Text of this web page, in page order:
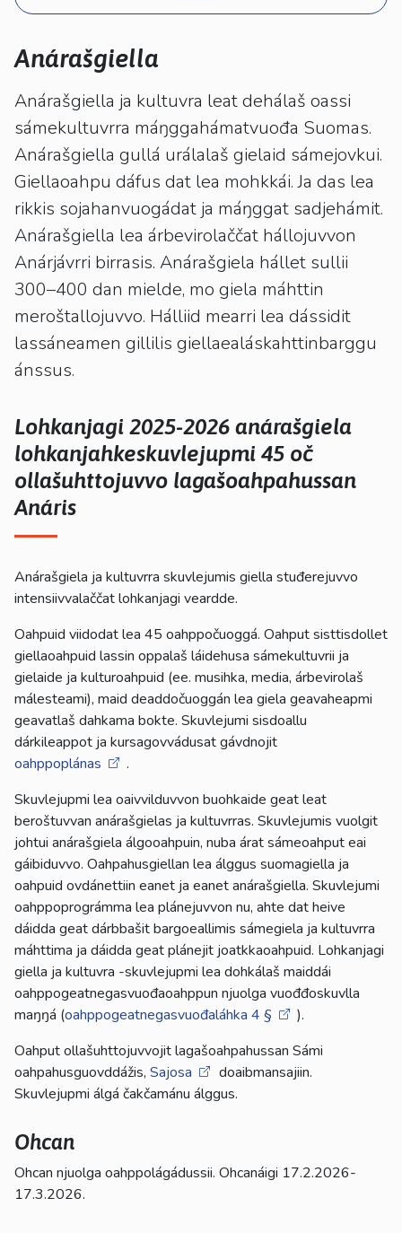
pyyhkäisyliikkeitä.
Anárašgiella
Anárašgiella ja kultuvra leat dehálaš oassi
sámekultuvrra máŋggahámatvuođa Suomas.
Anárašgiella gullá urálalaš gielaid sámejovkui.
Giellaoahpu dáfus dat lea mohkkái. Ja das lea
rikkis sojahanvuogádat ja máŋggat sadjehámit.
Anárašgiella lea árbevirolaččat hállojuvvon
Anárjávrri birrasis. Anárašgiela hállet sullii
300–400 dan mielde, mo giela máhttin
meroštallojuvvo. Hálliid mearri lea dássidit
lassáneamen gillilis giellaealáskahttinbarggu
ánssus.
Lohkanjagi 2025-2026 anárašgiela
lohkanjahkeskuvlejupmi 45 oč
ollašuhttojuvvo lagašoahpahussan
Anáris
Anárašgiela ja kultuvrra skuvlejumis giella stuđerejuvvo
intensiivvalaččat lohkanjagi veardde.
Oahpuid viidodat lea 45 oahppočuoggá. Oahput sisttisdollet
giellaoahpuid lassin oppalaš láidehusa sámekultuvrii ja
gielaide ja kulturoahpuid (ee. musihka, media, árbevirolaš
málesteami), maid deaddočuoggán lea giela geavaheapmi
geavatlaš dahkama bokte. Skuvlejumi sisdoallu
dárkileappot ja kursagovvádusat gávdnojit
oahppoplánas
.
Skuvlejupmi lea oaivvilduvvon buohkaide geat leat
beroštuvvan anárašgielas ja kultuvrras. Skuvlejumis vuolgit
johtui anárašgiela álgooahpuin, nuba árat sámeoahput eai
gáibiduvvo. Oahpahusgiellan lea álggus suomagiella ja
oahpuid ovdánettiin eanet ja eanet anárašgiella. Skuvlejumi
oahppoprográmma lea plánejuvvon nu, ahte dat heive
dáidda geat dárbbašit bargoeallimis sámegiela ja kultuvrra
máhttima ja dáidda geat plánejit joatkkaoahpuid. Lohkanjagi
giella ja kultuvra -skuvlejupmi lea dohkálaš maiddái
oahppogeatnegasvuođaoahppun njuolga vuođđoskuvlla
maŋŋá (oahppogeatnegasvuođaláhka 4 §
).
Oahput ollašuhttojuvvojit lagašoahpahussan Sámi
oahpahusguovddážis, Sajosa
doaibmansajiin.
Skuvlejupmi álgá čakčamánu álggus.
Ohcan
Ohcan njuolga oahppolágádussii. Ohcanáigi 17.2.2026-
17.3.2026.